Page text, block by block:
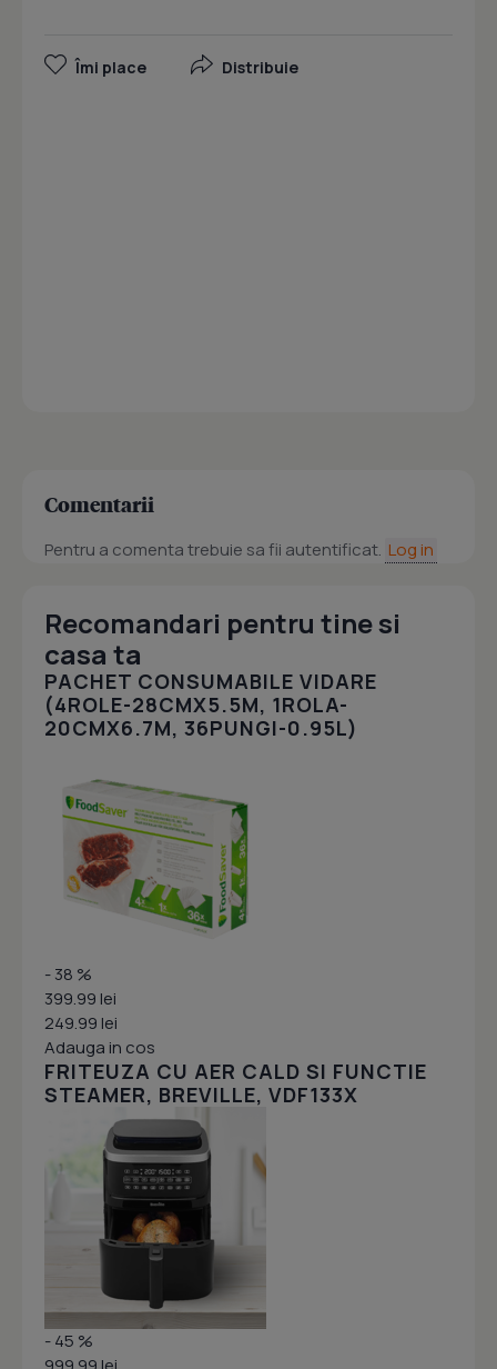
Îmi place Distribuie
Comentarii
Pentru a comenta trebuie sa fii autentificat. Log in
Recomandari pentru tine si
casa ta
PACHET CONSUMABILE VIDARE
(4ROLE-28CMX5.5M, 1ROLA-
20CMX6.7M, 36PUNGI-0.95L)
- 38 %
399.99 lei
249.99 lei
Adauga in cos
FRITEUZA CU AER CALD SI FUNCTIE
STEAMER, BREVILLE, VDF133X
- 45 %